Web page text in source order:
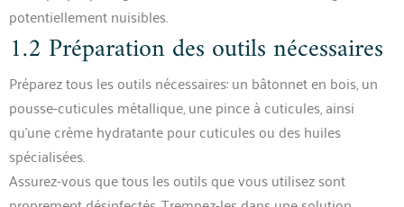
potentiellement nuisibles.
1.2 Préparation des outils nécessaires
Préparez tous les outils nécessaires: un bâtonnet en bois, un
pousse-cuticules métallique, une pince à cuticules, ainsi
qu’une crème hydratante pour cuticules ou des huiles
spécialisées.
Assurez-vous que tous les outils que vous utilisez sont